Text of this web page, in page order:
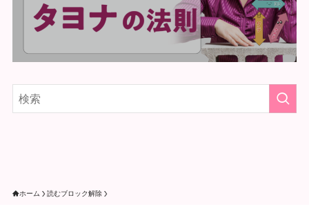
ホーム 読むブロック解除